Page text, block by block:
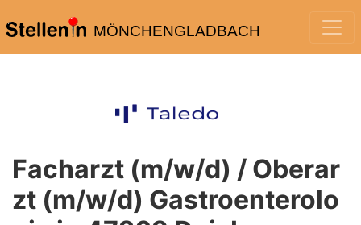
MÖNCHENGLADBACH
Facharzt (m/w/d) / Oberar
zt (m/w/d) Gastroenterolo